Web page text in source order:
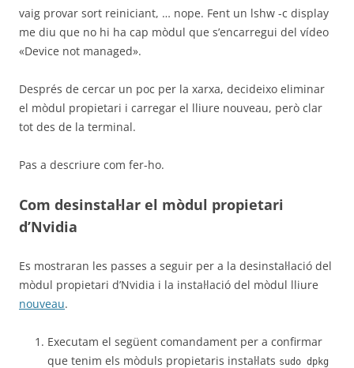
vaig provar sort reiniciant, … nope. Fent un lshw -c display
me diu que no hi ha cap mòdul que s’encarregui del vídeo
«Device not managed».
Després de cercar un poc per la xarxa, decideixo eliminar
el mòdul propietari i carregar el lliure nouveau, però clar
tot des de la terminal.
Pas a descriure com fer-ho.
Com desinstal·lar el mòdul propietari
d’Nvidia
Es mostraran les passes a seguir per a la desinstal·lació del
mòdul propietari d’Nvidia i la instal·lació del mòdul lliure
nouveau.
Executam el següent comandament per a confirmar
que tenim els mòduls propietaris instal·lats sudo dpkg